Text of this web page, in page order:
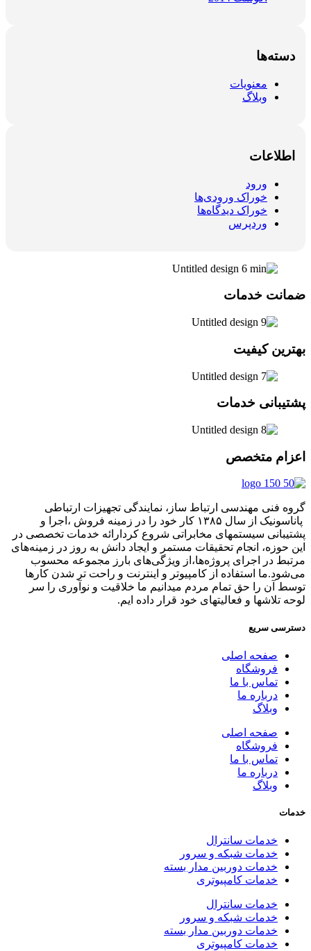
دسته‌ها
معنویات
وبلاگ
اطلاعات
ورود
خوراک ورودی‌ها
خوراک دیدگاه‌ها
وردپرس
ضمانت خدمات
بهترین کیفیت
پشتیبانی خدمات
اعزام متخصص
گروه فنی مهندسی ارتباط ساز، نمایندگی تجهیزات ارتباطی
پاناسونیک از سال ۱۳۸۵ کار خود را در زمینه فروش ،اجرا و
پشتیبانی سیستمهای مخابراتی شروع کردارائه خدمات تخصصی در
این حوزه، انجام تحقیقات مستمر و ایجاد دانش به‌ روز در زمینه‌های
مرتبط در اجرای پروژه‌ها،از ویژگی‌های بارز مجموعه محسوب
می‌شود.ما استفاده از کامپیوتر و اینترنت و راحت تر شدن کارها
توسط آن را حق تمام مردم میدانیم ما خلاقیت و نوآوری را سر
لوحه تلاشها و فعالیتهای خود قرار داده ایم.
دسترسی سریع
صفحه اصلی
فروشگاه
تماس با ما
درباره ما
وبلاگ
صفحه اصلی
فروشگاه
تماس با ما
درباره ما
وبلاگ
خدمات
خدمات سانترال
خدمات شبکه و سرور
خدمات دوربین مدار بسته
خدمات کامپیوتری
خدمات سانترال
خدمات شبکه و سرور
خدمات دوربین مدار بسته
خدمات کامپیوتری